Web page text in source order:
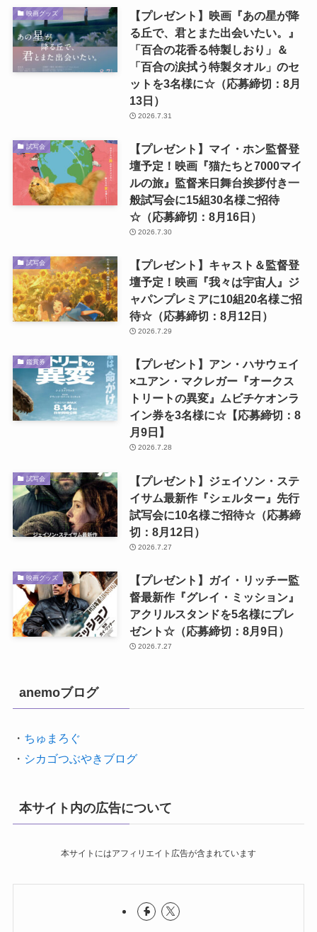
映画グッズ
【プレゼント】映画『あの星が降
る丘で、君とまた出会いたい。』
「百合の花香る特製しおり」＆
「百合の涙拭う特製タオル」のセ
ットを3名様に☆（応募締切：8月
13日）
2026.7.31
試写会
【プレゼント】マイ・ホン監督登
壇予定！映画『猫たちと7000マイ
ルの旅』監督来日舞台挨拶付き一
般試写会に15組30名様ご招待
☆（応募締切：8月16日）
2026.7.30
試写会
【プレゼント】キャスト＆監督登
壇予定！映画『我々は宇宙人』ジ
ャパンプレミアに10組20名様ご招
待☆（応募締切：8月12日）
2026.7.29
鑑賞券
【プレゼント】アン・ハサウェイ
×ユアン・マクレガー『オークス
トリートの異変』ムビチケオンラ
イン券を3名様に☆【応募締切：8
月9日】
2026.7.28
試写会
【プレゼント】ジェイソン・ステ
イサム最新作『シェルター』先行
試写会に10名様ご招待☆（応募締
切：8月12日）
2026.7.27
映画グッズ
【プレゼント】ガイ・リッチー監
督最新作『グレイ・ミッション』
アクリルスタンドを5名様にプレ
ゼント☆（応募締切：8月9日）
2026.7.27
anemoブログ
・ ちゅまろぐ
・ シカゴつぶやきブログ
本サイト内の広告について
本サイトにはアフィリエイト広告が含まれています